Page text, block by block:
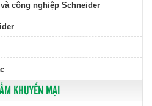
công nghiệp Schneider
KHUYẾN MẠI